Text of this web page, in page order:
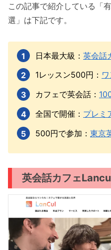
この記事で紹介している「
選」は下記です。
日本最大級： 英会話
1レッスン500円：
カフェで英会話：
全国で開催： プレミ
500円で参加： 東京
英会話カフェ